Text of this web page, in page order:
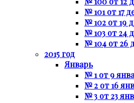
№ 101 от 17
№ 102 от 19
№ 103 от 24
№ 104 от 26
2015 год
Январь
№ 1 от 9
№ 2 от 16
№ 3 от 23